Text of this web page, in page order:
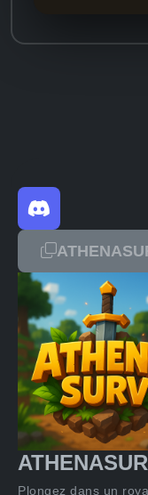
Plongez dans un